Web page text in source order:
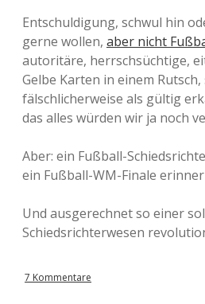
Entschuldigung, schwul hin
gerne wollen, aber nicht
autoritäre, herrschsüchtige,
Gelbe Karten in einem Rutsch,
fälschlicherweise als gültig
das alles würden wir ja noch
Aber: ein Fußball-
ein Fußball-WM-Finale
Und ausgerechnet so einer
Schiedsrichterwesen
7 Kommentare